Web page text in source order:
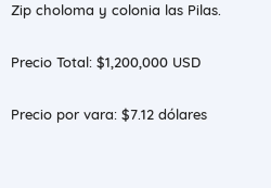
Zip choloma y colonia las Pilas.
Precio Total: $1,200,000 USD
Precio por vara: $7.12 dólares